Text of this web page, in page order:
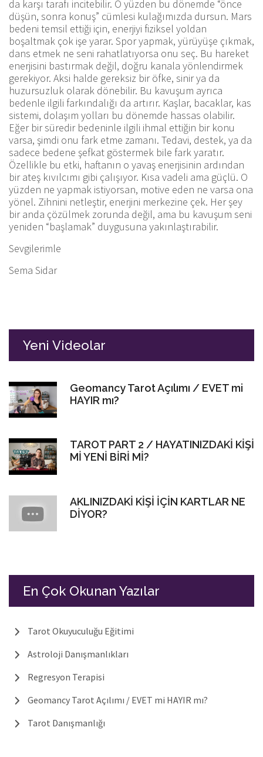
da karşı tarafı incitebilir. O yüzden bu dönemde “önce
düşün, sonra konuş” cümlesi kulağımızda dursun. Mars
bedeni temsil ettiği için, enerjiyi fiziksel yoldan
boşaltmak çok işe yarar. Spor yapmak, yürüyüşe çıkmak,
dans etmek ne seni rahatlatıyorsa onu seç. Bu hareket
enerjisini bastırmak değil, doğru kanala yönlendirmek
gerekiyor. Aksi halde gereksiz bir öfke, sinir ya da
huzursuzluk olarak dönebilir. Bu kavuşum ayrıca
bedenle ilgili farkındalığı da artırır. Kaşlar, bacaklar, kas
sistemi, dolaşım yolları bu dönemde hassas olabilir.
Eğer bir süredir bedeninle ilgili ihmal ettiğin bir konu
varsa, şimdi onu fark etme zamanı. Tedavi, destek, ya da
sadece bedene şefkat göstermek bile fark yaratır.
Özellikle bu etki, haftanın o yavaş enerjisinin ardından
bir ateş kıvılcımı gibi çalışıyor. Kısa vadeli ama güçlü. O
yüzden ne yapmak istiyorsan, motive eden ne varsa ona
yönel. Zihnini netleştir, enerjini merkezine çek. Her şey
bir anda çözülmek zorunda değil, ama bu kavuşum seni
yeniden “başlamak” duygusuna yakınlaştırabilir.
Sevgilerimle
Sema Sidar
Yeni Videolar
Geomancy Tarot Açılımı / EVET mi
HAYIR mı?
TAROT PART 2 / HAYATINIZDAKİ KİŞİ
Mİ YENİ BİRİ Mİ?
AKLINIZDAKİ KİŞİ İÇİN KARTLAR NE
DİYOR?
En Çok Okunan Yazılar
Tarot Okuyuculuğu Eğitimi
Astroloji Danışmanlıkları
Regresyon Terapisi
Geomancy Tarot Açılımı / EVET mi HAYIR mı?
Tarot Danışmanlığı